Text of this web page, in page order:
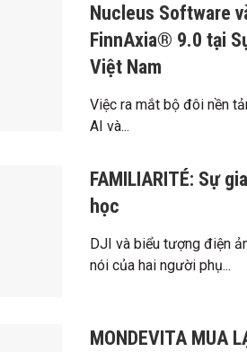
Nucleus Software
FinnAxia® 9.0 tại
Việt Nam
Việc ra mắt bộ đôi nền
AI và...
FAMILIARITÉ: Sự
học
DJI và biểu tượng điện
nói của hai người phụ...
MONDEVITA MUA